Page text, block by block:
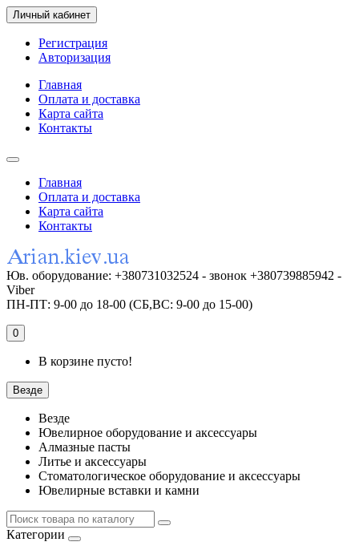
Личный кабинет
Регистрация
Авторизация
Главная
Оплата и доставка
Карта сайта
Контакты
Главная
Оплата и доставка
Карта сайта
Контакты
Юв. оборудование: +380731032524 - звонок +380739885942 -
Viber
ПН-ПТ: 9-00 до 18-00 (СБ,ВС: 9-00 до 15-00)
0
В корзине пусто!
Везде
Везде
Ювелирное оборудование и аксессуары
Алмазные пасты
Литье и аксессуары
Стоматологическое оборудование и аксессуары
Ювелирные вставки и камни
Категории